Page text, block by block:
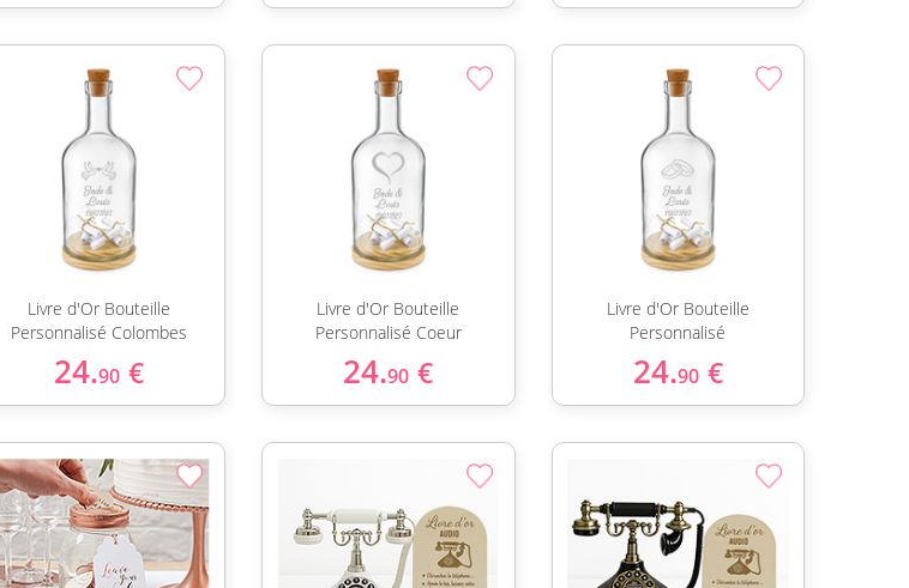
Livre d'Or Bouteille
Personnalisé Colombes
24.90 €
Livre d'Or Bouteille
Personnalisé Coeur
24.90 €
Livre d'Or Bouteille
Personnalisé
24.90 €